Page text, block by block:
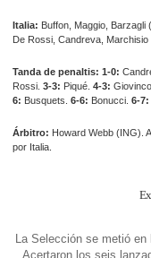
Italia: Buffon, Maggio, Barzagli
De Rossi, Candreva, Marchisio
Tanda de penaltis: 1-0:
Rossi. 3-3: Piqué. 4-3: Giovinco.
6: Busquets. 6-6: Bonucci. 6-7:
Árbitro: Howard Webb (ING).
por Italia.
La Selección se metió en
Acertaron los seis